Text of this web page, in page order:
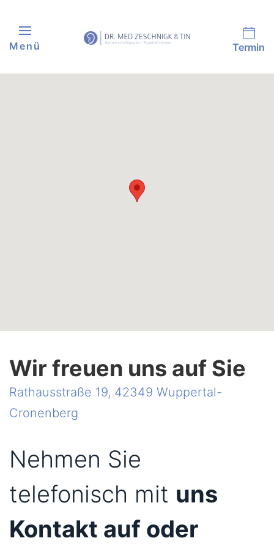
Skip to main content
Menü Termin
Wir freuen uns auf Sie
Rathausstraße 19, 42349 Wuppertal-
Cronenberg
Nehmen Sie
telefonisch mit uns
Kontakt auf oder